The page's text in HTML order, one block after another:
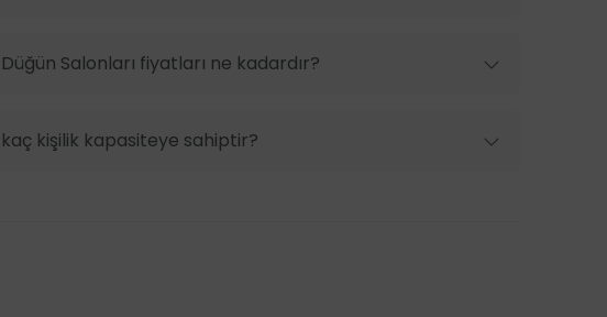
Salonları fiyatları ne kadardır?
kişilik kapasiteye sahiptir?